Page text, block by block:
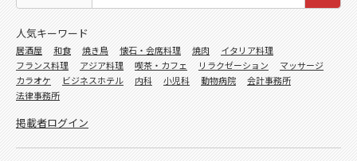
人気キーワード
居酒屋 和食 焼き鳥 懐石・会席料理 焼肉
イタリア料理
フランス料理
アジア料理 喫茶・カフェ リラクゼーション
マッサージ
カラオケ
ビジネスホテル 内科 小児科 動物病院
会計事務所
法律事務所
掲載者ログイン